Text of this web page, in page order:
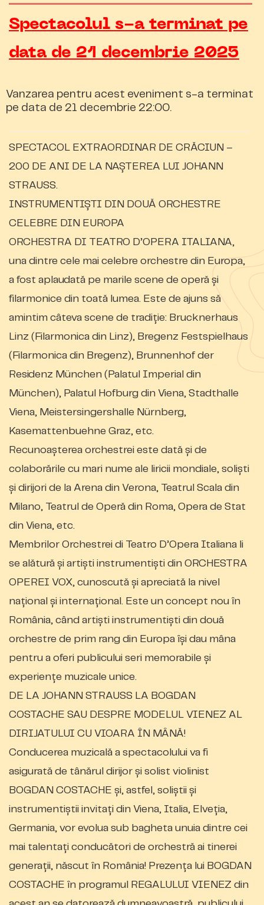
Spectacolul s-a terminat pe
data de 21 decembrie 2025
Vanzarea pentru acest eveniment s-a terminat
pe data de 21 decembrie 22:00.
SPECTACOL EXTRAORDINAR DE CRĂCIUN –
200 DE ANI DE LA NAȘTEREA LUI JOHANN
STRAUSS.
INSTRUMENTIȘTI DIN DOUĂ ORCHESTRE
CELEBRE DIN EUROPA
ORCHESTRA DI TEATRO D’OPERA ITALIANA,
una dintre cele mai celebre orchestre din Europa,
a fost aplaudată pe marile scene de operă și
filarmonice din toată lumea. Este de ajuns să
amintim câteva scene de tradiție: Brucknerhaus
Linz (Filarmonica din Linz), Bregenz Festspielhaus
(Filarmonica din Bregenz), Brunnenhof der
Residenz München (Palatul Imperial din
München), Palatul Hofburg din Viena, Stadthalle
Viena, Meistersingershalle Nürnberg,
Kasemattenbuehne Graz, etc.
Recunoașterea orchestrei este dată și de
colaborările cu mari nume ale liricii mondiale, soliști
și dirijori de la Arena din Verona, Teatrul Scala din
Milano, Teatrul de Operă din Roma, Opera de Stat
din Viena, etc.
Membrilor Orchestrei di Teatro D’Opera Italiana li
se alătură și artiști instrumentiști din ORCHESTRA
OPEREI VOX, cunoscută și apreciată la nivel
național și internațional. Este un concept nou în
România, când artiști instrumentiști din două
orchestre de prim rang din Europa își dau mâna
pentru a oferi publicului seri memorabile și
experiențe muzicale unice.
DE LA JOHANN STRAUSS LA BOGDAN
COSTACHE SAU DESPRE MODELUL VIENEZ AL
DIRIJATULUI CU VIOARA ÎN MÂNĂ!
Conducerea muzicală a spectacolului va fi
asigurată de tânărul dirijor și solist violinist
BOGDAN COSTACHE și, astfel, soliștii și
instrumentiștii invitați din Viena, Italia, Elveția,
Germania, vor evolua sub bagheta unuia dintre cei
mai talentați conducători de orchestră ai tinerei
generații, născut în România! Prezența lui BOGDAN
COSTACHE în programul REGALULUI VIENEZ din